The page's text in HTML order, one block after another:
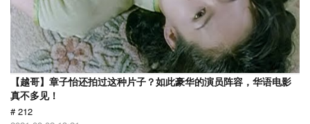
【越哥】章子怡还拍过这种片子？如此豪华的演员阵容，华语电影
真不多见！
# 212